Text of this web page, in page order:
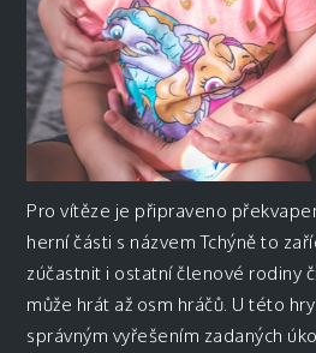
Pro vítěze je připraveno
herní části s názvem Tchýně to
zúčastnit i ostatní členové rodiny
může hrát až osm hráčů. U této
správným vyřešením zadaných